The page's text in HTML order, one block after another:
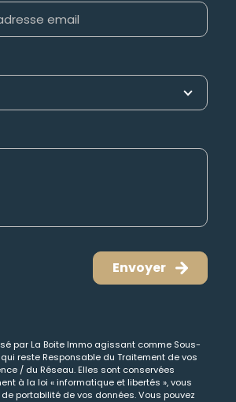
Envoyer
par La Boite Immo agissant comme Sous-
reste Responsable du Traitement de vos
/ du Réseau. Elles sont conservées
à la loi « informatique et libertés », vous
portabilité de vos données. Vous pouvez